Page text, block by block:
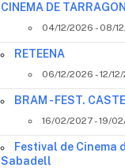
CINEMA DE
04/12/2026 - 08/
RETEENA
06/12/2026 - 12/
BRAM - FEST.
16/02/2027 - 19/
Festival de Cinema
Sabadell